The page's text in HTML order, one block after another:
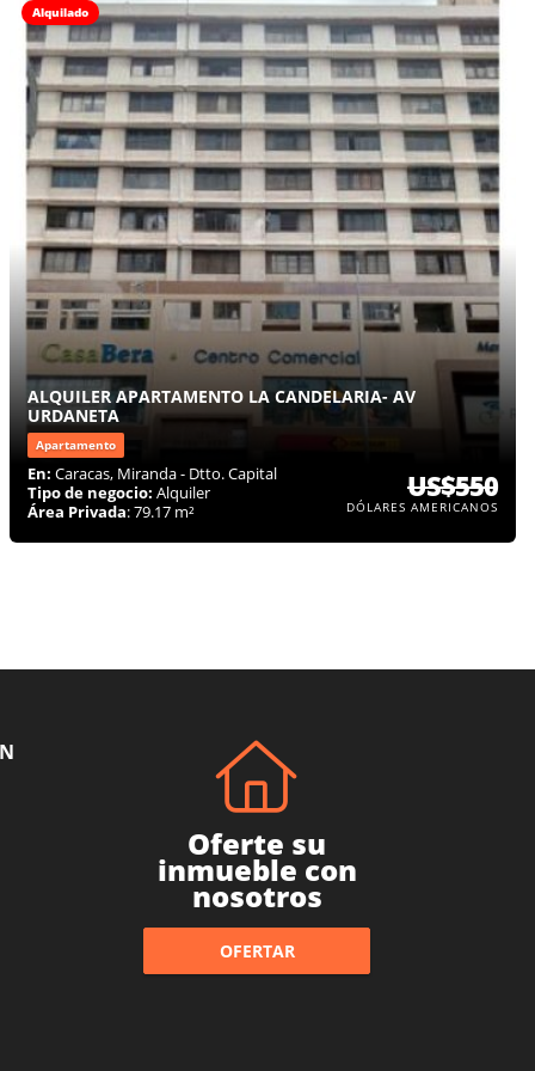
Alquilado
ALQUILER APARTAMENTO LA CANDELARIA- AV
URDANETA
Apartamento
En: Caracas, Miranda - Dtto. Capital
Tipo de negocio: Alquiler
Área Privada: 79.17 m²
US$550
DÓLARES AMERICANOS
Oferte su
inmueble con
nosotros
OFERTAR